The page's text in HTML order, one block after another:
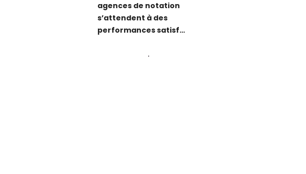
agences de notation
s’attendent à des
performances satisf…